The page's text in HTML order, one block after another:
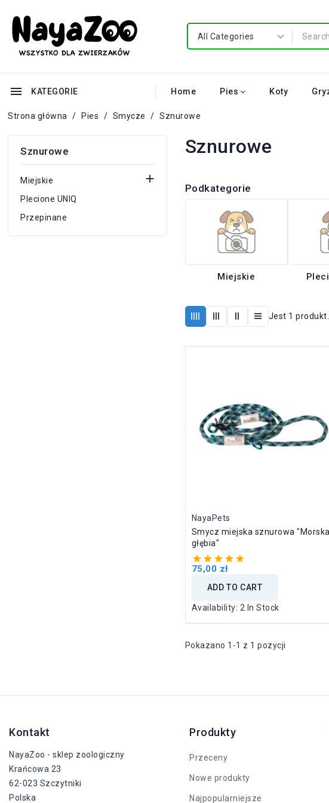
menu KATEGORIE Home Pies Koty
Strona główna Pies Smycze Sznurowe
Sznurowe
Miejskie 
Plecione UNIQ
Przepinane
Sznurowe
Podkategorie
Miejskie
Jest 1 produkt.
NayaPets
Smycz miejska sznurowa "Morska
głębia"
75,00 zł
ADD TO CART
Availability: 2 In Stock
Pokazano 1-1 z 1 pozycji
Kontakt
NayaZoo - sklep zoologiczny
Krańcowa 23
62-023 Szczytniki
Polska
Produkty
Przeceny
Nowe produkty
Najpopularniejsze